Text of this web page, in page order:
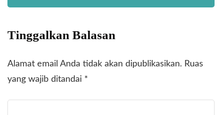
Tinggalkan Balasan
Alamat email Anda tidak akan dipublikasikan. Ruas
yang wajib ditandai *